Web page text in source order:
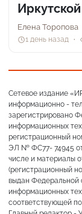
Елена Торопова
1 день назад
Сетевое издание
информационно -
зарегистрировано
информационных
регистрационный
ЭЛ № ФС77- 74945 от
числе и материалы
(регистрационный
выдан Федеральной
информационных
соответствующей